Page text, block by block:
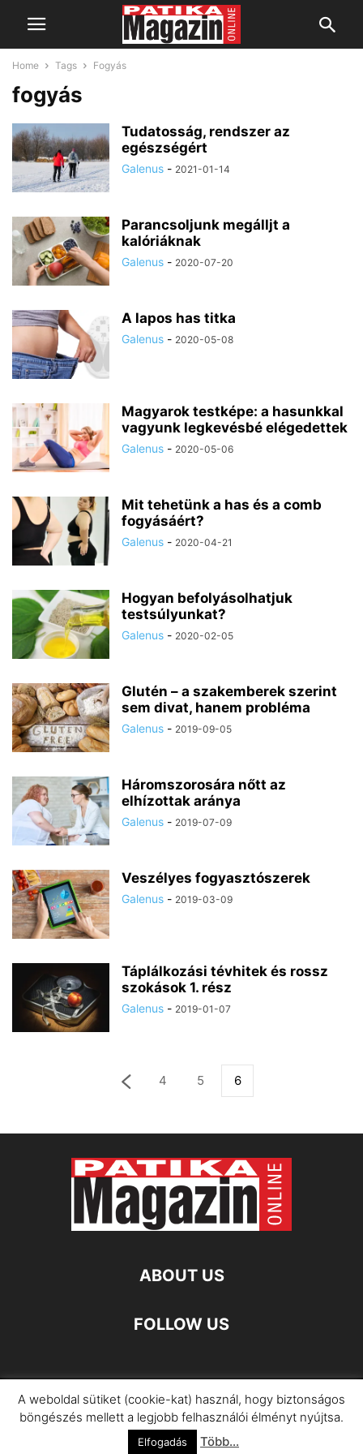
Home Tags Fogyás
fogyás
Tudatosság, rendszer az
egészségért
Galenus - 2021-01-14
Parancsoljunk megálljt a
kalóriáknak
Galenus - 2020-07-20
A lapos has titka
Galenus - 2020-05-08
Magyarok testképe: a hasunkkal
vagyunk legkevésbé elégedettek
Galenus - 2020-05-06
Mit tehetünk a has és a comb
fogyásáért?
Galenus - 2020-04-21
Hogyan befolyásolhatjuk
testsúlyunkat?
Galenus - 2020-02-05
Glutén – a szakemberek szerint
sem divat, hanem probléma
Galenus - 2019-09-05
Háromszorosára nőtt az
elhízottak aránya
Galenus - 2019-07-09
Veszélyes fogyasztószerek
Galenus - 2019-03-09
Táplálkozási tévhitek és rossz
szokások 1. rész
Galenus - 2019-01-07
4 5 6
ABOUT US
FOLLOW US
Impresszum Adatkezelési Információ
©
A weboldal sütiket (cookie-kat) használ, hogy biztonságos
böngészés mellett a legjobb felhasználói élményt nyújtsa.
Elfogadás Több...